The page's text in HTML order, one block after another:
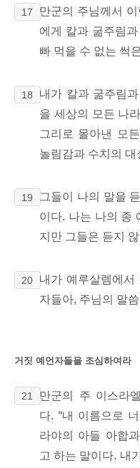
17
만군의 주님께서
에게 칼과 굶주림
빠 먹을 수 없는 썩
18
내가 칼과 굶주림
을 세상의 모든 나
그리로 몰아낸 모
놀림감과 수치의
19
그들이 나의 말을
이다. 나는 나의 종
지만 그들은 듣지
20
내가 예루살렘에
자들아, 주님의 말
거짓 예언자들을 조심하여라
21
만군의 주 이스라
다. “내 이름으로
라야의 아들 아합
고 하는 말이다. 내